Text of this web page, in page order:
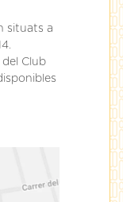
situats a
Club